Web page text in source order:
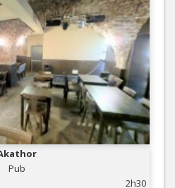
Pub
2h30